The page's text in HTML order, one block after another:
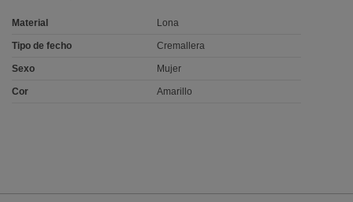
Material Lona
Tipo de fecho Cremallera
Sexo Mujer
Cor Amarillo